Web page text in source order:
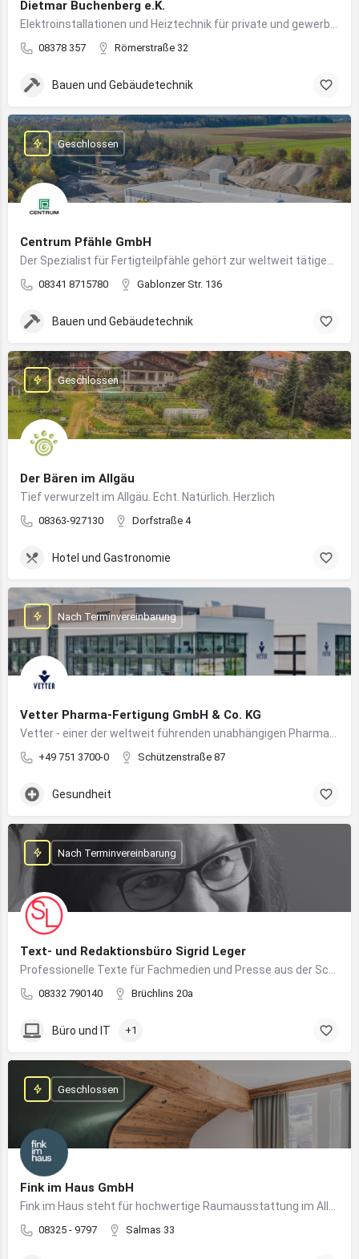
Dietmar Buchenberg e.K.
08378 357 Römerstraße 32
Bauen und Gebäudetechnik
Centrum Pfähle GmbH
08341 8715780 Gablonzer Str. 136
Geschlossen
Bauen und Gebäudetechnik
Der Bären im Allgäu
Tief verwurzelt im Allgäu. Echt. Natürlich. Herzlich
08363-927130 Dorfstraße 4
Geschlossen
Hotel und Gastronomie
Vetter Pharma-Fertigung GmbH & Co. KG
+49 751 3700-0 Schützenstraße 87
Nach Terminvereinbarung
Gesundheit
Text- und Redaktionsbüro Sigrid Leger
08332 790140 Brüchlins 20a
Nach Terminvereinbarung
Büro und IT +1
Fink im Haus GmbH
08325 - 9797 Salmas 33
Geschlossen